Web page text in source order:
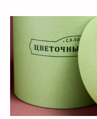
ЗАПОЛНИТЕ
МЫ ПОДБЕРЕМ
ИДЕАЛЬНОЕ
клиентам